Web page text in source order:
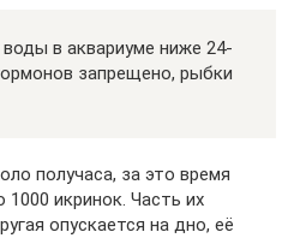
в аквариуме ниже 24-
запрещено, рыбки
получаса, за это время
икринок. Часть их
опускается на дно, её